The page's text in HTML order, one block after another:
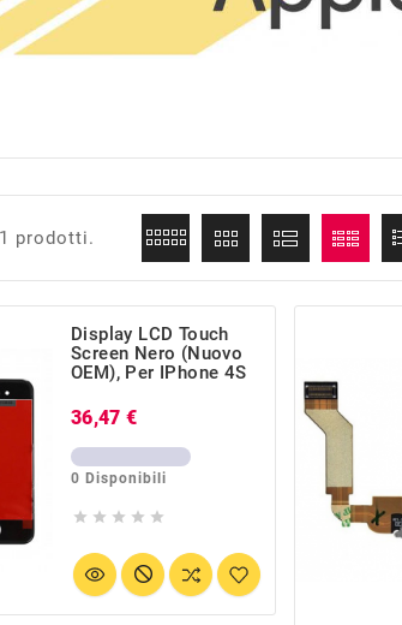
prodotti.
Display LCD Touch
Screen Nero (Nuovo
OEM), Per IPhone 4S
36,47 €
0 Disponibili
    